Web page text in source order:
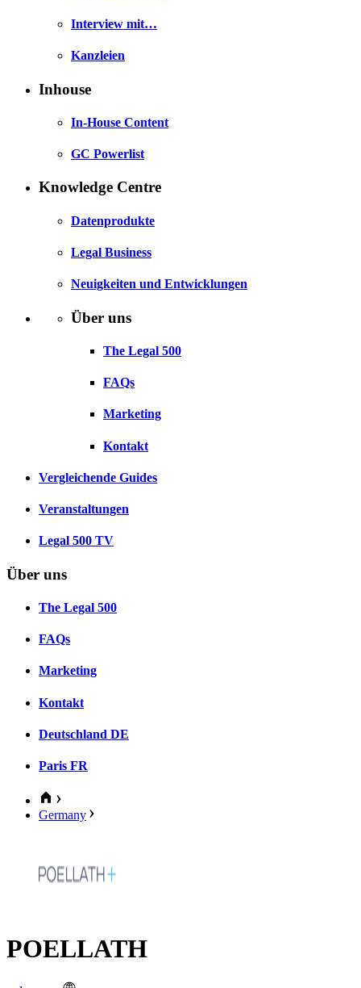
Interview mit…
Kanzleien
Inhouse
In-House Content
GC Powerlist
Knowledge Centre
Datenprodukte
Legal Business
Neuigkeiten und Entwicklungen
Über uns
The Legal 500
FAQs
Marketing
Kontakt
Vergleichende Guides
Veranstaltungen
Legal 500 TV
Über uns
The Legal 500
FAQs
Marketing
Kontakt
Deutschland DE
Paris FR
Germany
POELLATH